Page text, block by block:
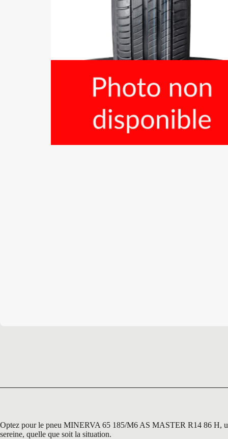
Optez pour le pneu MINERVA 65 185/M6 AS MASTER R14 86 H,
sereine, quelle que soit la situation.